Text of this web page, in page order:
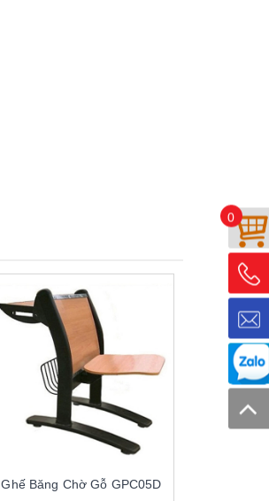
Ghế Băng Chờ Gỗ GPC05D
0